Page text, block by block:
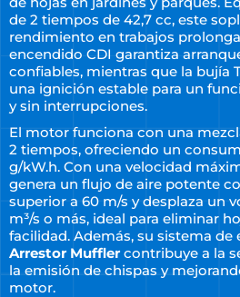
de 2 tiempos de 42,7 cc, este
rendimiento en trabajos
encendido CDI garantiza
confiables, mientras que la bujía
una ignición estable para un
y sin interrupciones.
El motor funciona con una
2 tiempos, ofreciendo un
g/kW.h. Con una velocidad
genera un flujo de aire potente
superior a 60 m/s y desplaza un
m³/s o más, ideal para eliminar
facilidad. Además, su sistema de
Arrestor Mufflercontribuye a la
la emisión de chispas y
motor.